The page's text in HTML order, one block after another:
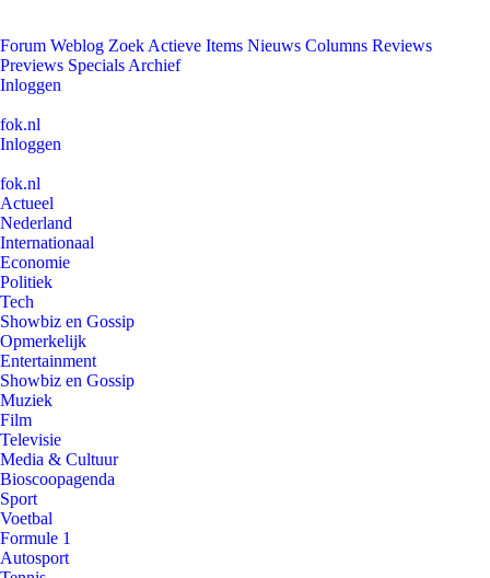
Forum Weblog Zoek Actieve Items Nieuws Columns Reviews
Previews Specials Archief
Inloggen
fok.nl
Inloggen
fok.nl
Actueel
Nederland
Internationaal
Economie
Politiek
Tech
Showbiz en Gossip
Opmerkelijk
Entertainment
Showbiz en Gossip
Muziek
Film
Televisie
Media & Cultuur
Bioscoopagenda
Sport
Voetbal
Formule 1
Autosport